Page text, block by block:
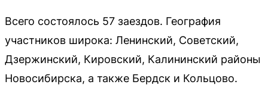
Всего состоялось 57 заездов. География
участников широка: Ленинский, Советский,
Дзержинский, Кировский, Калининский районы
Новосибирска, а также Бердск и Кольцово.